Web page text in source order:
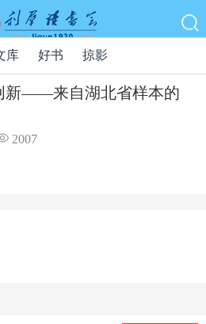
库 好书 掠影
新——来自湖北省样本的
2007